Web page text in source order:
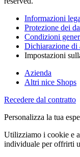
Informazioni
Protezione dei
Condizioni
Dichiarazione di
Impostazioni
Azienda
Altri nice Shops
Recedere dal contratto
Personalizza la tua
Utilizziamo i cookie e
individuale per offrirti